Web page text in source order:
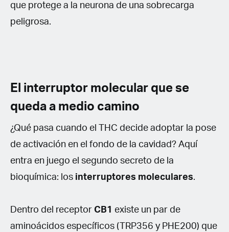
que protege a la neurona de una sobrecarga
peligrosa.
El interruptor molecular que se
queda a medio camino
¿Qué pasa cuando el THC decide adoptar la pose
de activación en el fondo de la cavidad? Aquí
entra en juego el segundo secreto de la
bioquímica: los interruptores moleculares.
Dentro del receptor CB1
existe un par de
aminoácidos específicos (TRP356 y PHE200) que